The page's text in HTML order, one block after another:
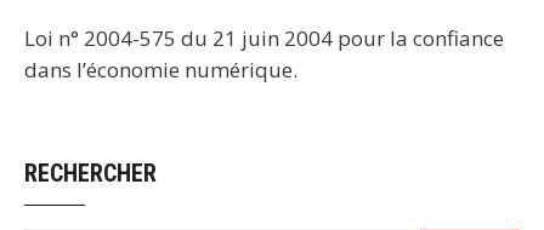
Loi n° 2004-575 du 21 juin 2004 pour la confiance
dans l’économie numérique.
RECHERCHER